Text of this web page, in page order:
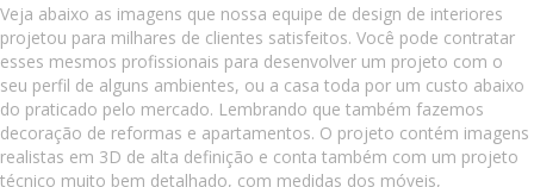
Veja abaixo as imagens que nossa equipe de design de interiores
projetou para milhares de clientes satisfeitos. Você pode contratar
esses mesmos profissionais para desenvolver um projeto com o
seu perfil de alguns ambientes, ou a casa toda por um custo abaixo
do praticado pelo mercado. Lembrando que também fazemos
decoração de reformas e apartamentos. O projeto contém imagens
realistas em 3D de alta definição e conta também com um projeto
técnico muito bem detalhado, com medidas dos móveis,